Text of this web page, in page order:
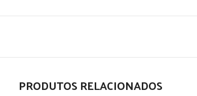
PRODUTOS RELACIONADOS